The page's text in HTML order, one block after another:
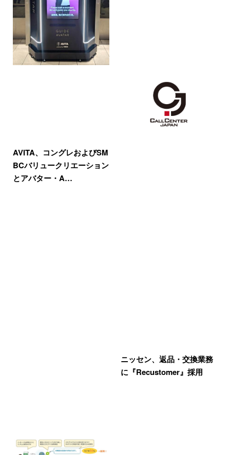
AVITA、コングレおよびSM
BCバリュークリエーション
とアバター・A…
ニッセン、返品・交換業務
に『Recustomer』採用